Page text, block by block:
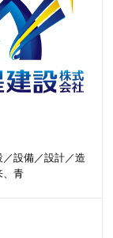
／設備／設計／造
、青